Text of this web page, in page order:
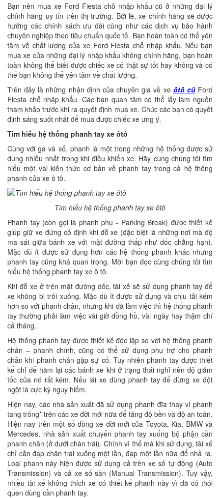
Bạn nên mua xe Ford Fiesta chỗ nhập khẩu cũ ở những đại lý
chính hãng uy tín trên thị trường. Bởi lẽ, xe chính hãng sẽ được
hưởng các chính sách ưu đãi cũng như các dịch vụ bảo hành
chuyên nghiệp theo tiêu chuẩn quốc tế. Bạn hoàn toàn có thể yên
tâm về chất lượng của xe Ford Fiesta chỗ nhập khẩu. Nếu bạn
mua xe của những đại lý nhập khẩu không chính hãng, bạn hoàn
toàn không thể biết được chiếc xe có thật sự tốt hay không và có
thể bạn không thể yên tâm về chất lượng.
Trên đây là những nhận định của chuyên gia về xe ôtô cũFord
Fiesta chỗ nhập khẩu. Các bạn quan tâm có thể lấy làm nguồn
tham khảo trước khi ra quyết định mua xe. Chúc các bạn có quyết
định sáng suốt nhất để mua được chiếc xe ưng ý.
Tìm hiểu hệ thống phanh tay xe ôtô
Cùng với ga và số, phanh là một trong những hệ thống được sử
dụng nhiều nhất trong khi điều khiển xe. Hãy cùng chúng tôi tìm
hiểu một vài kiến thức cơ bản về phanh tay trong cả hệ thống
phanh của xe ô tô.
Tìm hiểu hệ thống phanh tay xe ôtô
Phanh tay (còn gọi là phanh phụ - Parking Break) được thiết kế
giúp giữ xe đứng cố định khi đỗ xe (đặc biệt là những nơi mà độ
ma sát giữa bánh xe với mặt đường thấp như dốc chẳng hạn).
Mặc dù ít được sử dụng hơn các hệ thống phanh khác nhưng
phanh tay cũng khá quan trọng. Mời bạn đọc cùng chúng tôi tìm
hiểu hệ thống phanh tay xe ô tô.
Khi đỗ xe ở trên mặt đường dốc, tài xế sẽ sử dụng phanh tay để
xe không bị trôi xuống. Mặc dù ít được sử dụng và chịu tải kém
hơn so với phanh chân, nhưng khi đã làm việc thì hệ thống phanh
tay thường phải làm việc vài giờ đồng hồ, vài ngày hay thậm chí
cả tháng.
Hệ thống phanh tay được thiết kế độc lập so với hệ thống phanh
chân – phanh chính, cũng có thể sử dụng phụ trợ cho phanh
chân khi phanh chân gặp sự cố. Tuy nhiên phanh tay được thiết
kế chỉ để hãm lại các bánh xe khi ở trạng thái nghỉ nên độ giảm
tốc của nó rất kém. Nếu lái xe dùng phanh tay để dừng xe đột
ngột là cực kỳ nguy hiểm.
Hiện nay, các nhà sản xuất đã sử dụng phanh đĩa thay vì phanh
tang trống* trên các xe đời mới nữa để tăng độ bền và độ an toàn.
Hiện nay trên một số dòng xe đời mới của Toyota, Kia, BMW và
Mercedes, nhà sản xuất chuyển phanh tay xuống bộ phận cần
phanh chân (ở dưới chân trái). Chính vì thế mà khi sử dụng, tài xế
chỉ cần đạp chân trái xuống một lần, đạp một lần nữa để nhả ra.
Loại phanh này hiện được sử dụng cả trên xe số tự động (Auto
Transmission) và cả xe số sàn (Manual Transmission). Tuy vậy,
nhiều tài xế không thích xe có thiết kế phanh này vì đã có thói
quen dùng cần phanh tay.